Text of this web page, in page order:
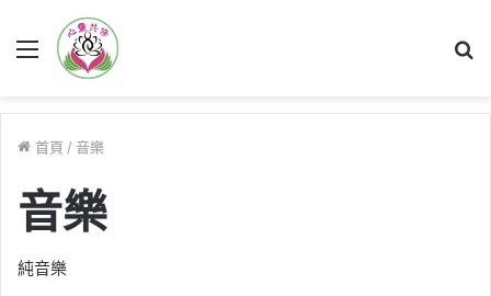
首頁 / 音樂
音樂
純音樂